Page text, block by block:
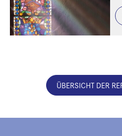
ÜBERSICHT DER